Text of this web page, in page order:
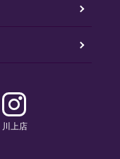
川上店